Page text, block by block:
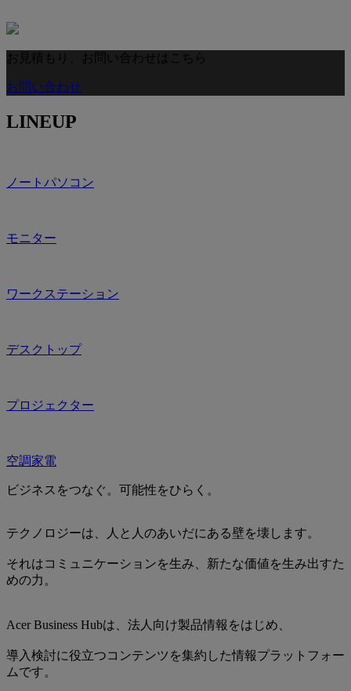
お見積もり、お問い合わせはこちら
お問い合わせ
LINEUP
ノートパソコン
モニター
ワークステーション
デスクトップ
プロジェクター
空調家電
ビジネスをつなぐ。可能性をひらく。
テクノロジーは、人と人のあいだにある壁を壊します。
それはコミュニケーションを生み、新たな価値を生み出すた
めの力。
Acer Business Hubは、法人向け製品情報をはじめ、
導入検討に役立つコンテンツを集約した情報プラットフォー
ムです。